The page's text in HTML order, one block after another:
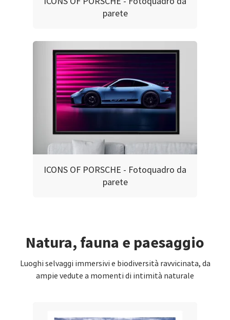
parete
ICONS OF PORSCHE - Fotoquadro da
parete
Natura, fauna e paesaggio
Luoghi selvaggi immersivi e biodiversità ravvicinata, da
ampie vedute a momenti di intimità naturale